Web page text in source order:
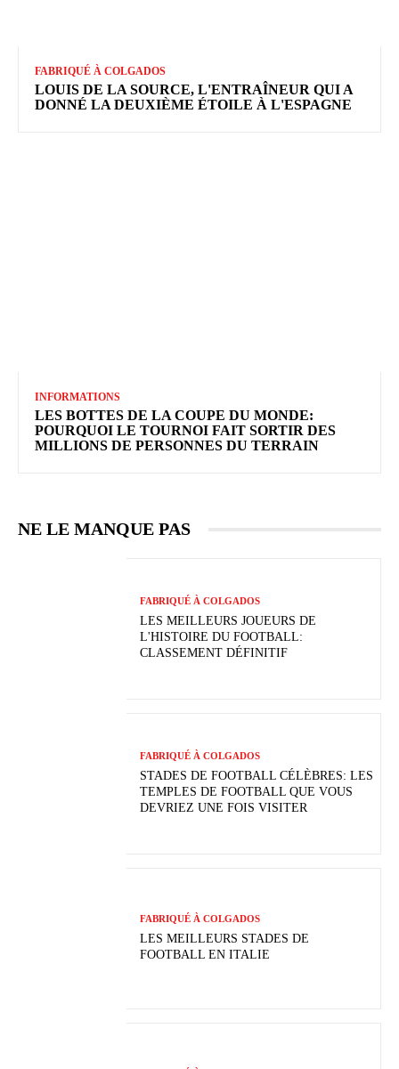
FABRIQUÉ À COLGADOS
LOUIS DE LA SOURCE, L'ENTRAÎNEUR QUI A
DONNÉ LA DEUXIÈME ÉTOILE À L'ESPAGNE
INFORMATIONS
LES BOTTES DE LA COUPE DU MONDE:
POURQUOI LE TOURNOI FAIT SORTIR DES
MILLIONS DE PERSONNES DU TERRAIN
NE LE MANQUE PAS
FABRIQUÉ À COLGADOS
LES MEILLEURS JOUEURS DE
L'HISTOIRE DU FOOTBALL:
CLASSEMENT DÉFINITIF
FABRIQUÉ À COLGADOS
STADES DE FOOTBALL CÉLÈBRES: LES
TEMPLES DE FOOTBALL QUE VOUS
DEVRIEZ UNE FOIS VISITER
FABRIQUÉ À COLGADOS
LES MEILLEURS STADES DE
FOOTBALL EN ITALIE